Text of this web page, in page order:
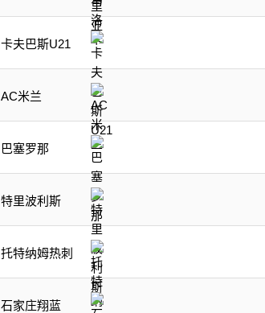
卡夫巴斯U21
AC米兰
巴塞罗那
特里波利斯
托特纳姆热刺
石家庄翔蓝